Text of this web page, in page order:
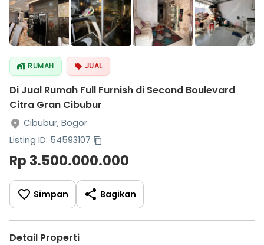
RUMAH JUAL
Di Jual Rumah Full Furnish di Second Boulevard
Citra Gran Cibubur
Cibubur, Bogor
Listing ID: 54593107
Rp 3.500.000.000
Simpan Bagikan
Detail Properti